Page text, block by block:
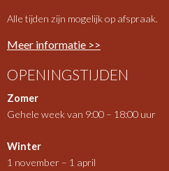
Alle tijden zijn mogelijk op afspraak.
Meer informatie >>
OPENINGSTIJDEN
Zomer
Gehele week van 9:00 – 18:00 uur
Winter
1 november – 1 april